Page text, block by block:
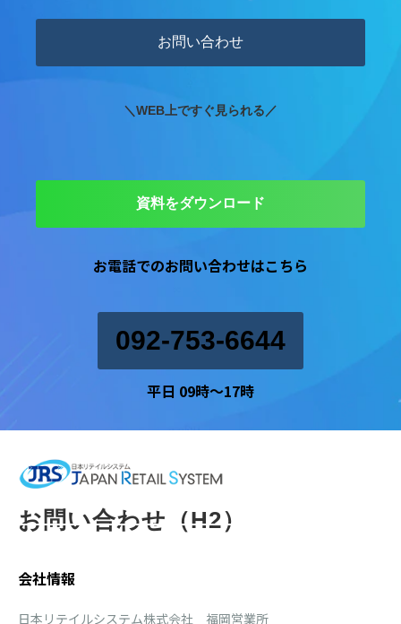
お問い合わせ
＼WEB上ですぐ見られる／
資料をダウンロード
お電話でのお問い合わせはこちら
092-753-6644
平日 09時〜17時
お問い合わせ（H2）
会社情報
日本リテイルシステム株式会社 福岡営業所